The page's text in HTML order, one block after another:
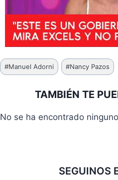
Etiquetas
de
#Manuel Adorni #Nancy Pazos
TAMBIÉN TE
No se ha encontrado ninguno
SEGUINOS